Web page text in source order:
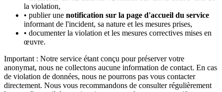
la violation,
• publier une notification sur la page d'accueil du service
informant de l'incident, sa nature et les mesures prises,
• documenter la violation et les mesures correctives mises en
œuvre.
Important : Notre service étant conçu pour préserver votre
anonymat, nous ne collectons aucune information de contact. En cas
de violation de données, nous ne pourrons pas vous contacter
directement. Nous vous recommandons de consulter régulièrement